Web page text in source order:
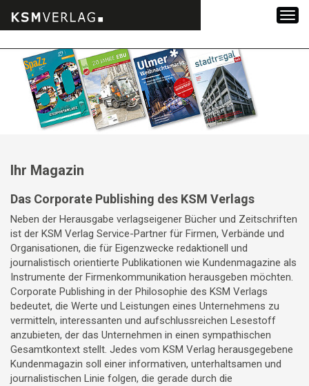
Inhalt
springen
Ihr Magazin
Das Corporate Publishing des KSM Verlags
Neben der Herausgabe verlagseigener Bücher und Zeitschriften
ist der KSM Verlag Service-Partner für Firmen, Verbände und
Organisationen, die für Eigenzwecke redaktionell und
journalistisch orientierte Publikationen wie Kundenmagazine als
Instrumente der Firmenkommunikation herausgeben möchten.
Corporate Publishing in der Philosophie des KSM Verlags
bedeutet, die Werte und Leistungen eines Unternehmens zu
vermitteln, interessanten und aufschlussreichen Lesestoff
anzubieten, der das Unternehmen in einen sympathischen
Gesamtkontext stellt. Jedes vom KSM Verlag herausgegebene
Kundenmagazin soll einer informativen, unterhaltsamen und
journalistischen Linie folgen, die gerade durch die